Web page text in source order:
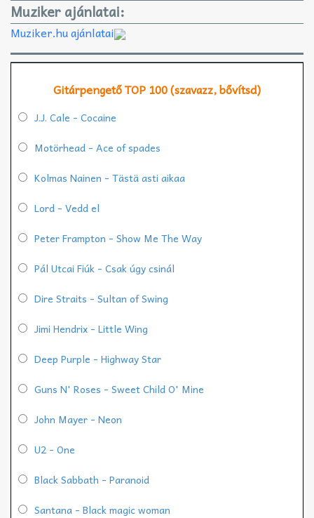
Muziker ajánlatai:
Muziker.hu ajánlatai
Gitárpengető TOP 100 (szavazz, bővítsd)
J.J. Cale - Cocaine
Motörhead - Ace of spades
Kolmas Nainen - Tästä asti aikaa
Lord - Vedd el
Peter Frampton - Show Me The Way
Pál Utcai Fiúk - Csak úgy csinál
Dire Straits - Sultan of Swing
Jimi Hendrix - Little Wing
Deep Purple - Highway Star
Guns N' Roses - Sweet Child O' Mine
John Mayer - Neon
U2 - One
Black Sabbath - Paranoid
Santana - Black magic woman